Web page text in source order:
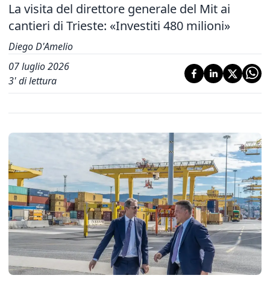
La visita del direttore generale del Mit ai
cantieri di Trieste: «Investiti 480 milioni»
Diego D'Amelio
07 luglio 2026
3' di lettura